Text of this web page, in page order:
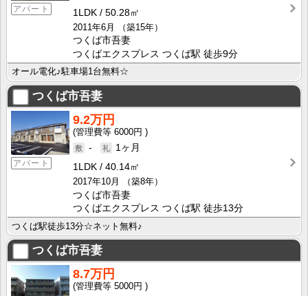
アパート
1LDK
50.28㎡
2011年6月
（築15年）
つくば市吾妻
つくばエクスプレス つくば駅 徒歩9分
オール電化♪駐車場1台無料☆
つくば市吾妻
アパート
9.2万円
6000円
-
1ヶ月
1LDK
40.14㎡
2017年10月
（築8年）
つくば市吾妻
つくばエクスプレス つくば駅 徒歩13分
つくば駅徒歩13分☆ネット無料♪
つくば市吾妻
8.7万円
5000円